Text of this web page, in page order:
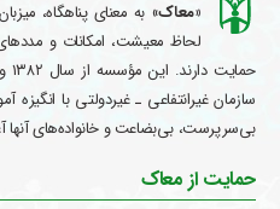
«معاک» به معنای پناهگاه،
لحاظ معیشت، امکانات و
سازمان غیرانتفاعی ـ غیردولتی با
بی‌سرپرست، بی‌بضاعت و خانواده‌های آنها
حمایت از معاک